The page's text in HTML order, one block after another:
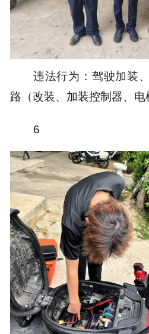
违法行为：驾驶加装
路（改装、加装控制器、电
6